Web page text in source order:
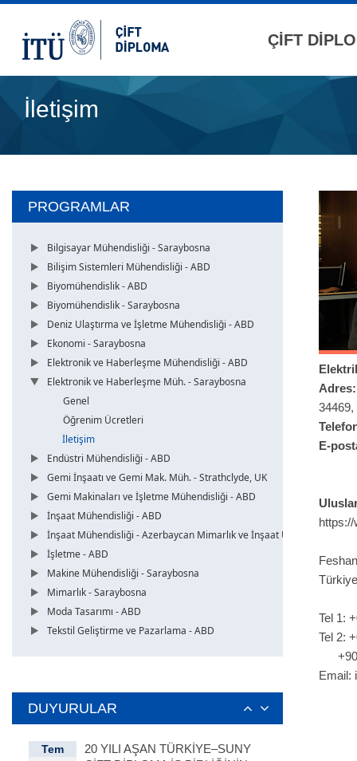
ÇİFT
İletişim
PROGRAMLAR
Bilgisayar Mühendisliği - Saraybosna
Bilişim Sistemleri Mühendisliği - ABD
Biyomühendislik - ABD
Biyomühendislik - Saraybosna
Deniz Ulaştırma ve İşletme Mühendisliği - ABD
Ekonomi - Saraybosna
Elektronik ve Haberleşme Mühendisliği - ABD
Elektronik ve Haberleşme Müh. - Saraybosna
Genel
Öğrenim Ücretleri
İletişim
Endüstri Mühendisliği - ABD
Gemi İnşaatı ve Gemi Mak. Müh. - Strathclyde, UK
Gemi Makinaları ve İşletme Mühendisliği - ABD
İnşaat Mühendisliği - ABD
İnşaat Mühendisliği - Azerbaycan Mimarlık ve İnşaat Üni.
İşletme - ABD
Makine Mühendisliği - Saraybosna
Mimarlık - Saraybosna
Moda Tasarımı - ABD
Tekstil Geliştirme ve Pazarlama - ABD
DUYURULAR
Tem
20 YILI AŞAN TÜRKİYE–SUNY
Adres:
E-
Türkiye
Tel 1:
Tel 2:
+90
Email: